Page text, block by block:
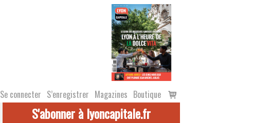
Se connecter S’enregistrer Magazines Boutique
Voir
le
S'abonner à lyoncapitale.fr